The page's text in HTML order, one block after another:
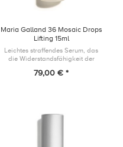
Maria Galland 36 Mosaic Drops
Lifting 15ml
Leichtes straffendes Serum, das
die Widerstandsfähigkeit der
Zeichen der Hautalterung
79,00 € *